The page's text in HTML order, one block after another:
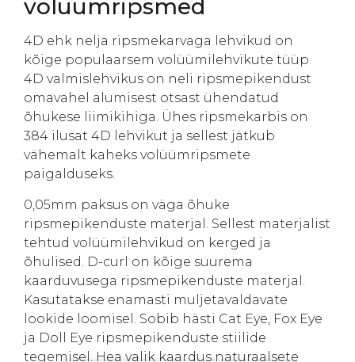
volüümripsmed
4D ehk nelja ripsmekarvaga lehvikud on
kõige populaarsem volüümilehvikute tüüp.
4D valmislehvikus on neli ripsmepikendust
omavahel alumisest otsast ühendatud
õhukese liimikihiga. Ühes ripsmekarbis on
384 ilusat 4D lehvikut ja sellest jätkub
vähemalt kaheks volüümripsmete
paigalduseks.
0,05mm paksus on väga õhuke
ripsmepikenduste materjal. Sellest materjalist
tehtud volüümilehvikud on kerged ja
õhulised. D-curl on kõige suurema
kaarduvusega ripsmepikenduste materjal.
Kasutatakse enamasti muljetavaldavate
lookide loomisel. Sobib hästi Cat Eye, Fox Eye
ja Doll Eye ripsmepikenduste stiilide
tegemisel. Hea valik kaardus naturaalsete